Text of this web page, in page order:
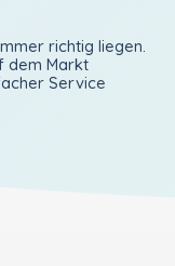
richtig liegen.
dem Markt
Service